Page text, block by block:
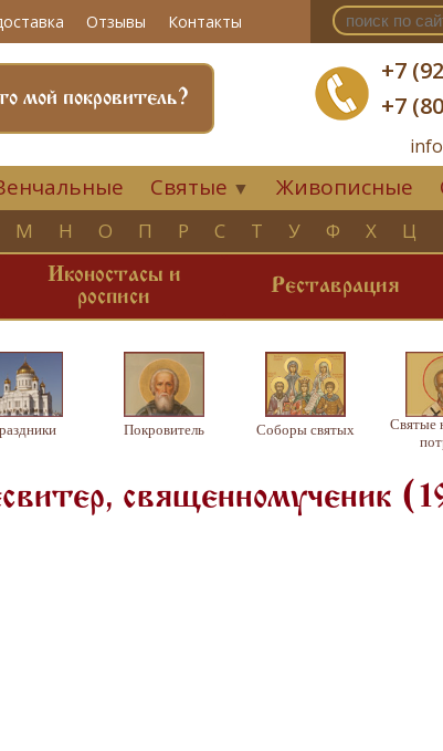
Отзывы Контакты
+7
+7
мой покровитель?
Святые ▼ Живописные
М Н О П Р С Т У Ф Х Ц
Иконостасы и
росписи
Реставрация
Покровитель Соборы святых
Святые
священномученик